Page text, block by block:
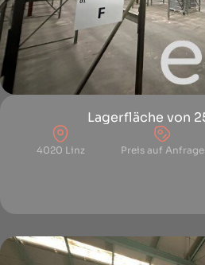
Lagerfläche von
4020 Linz Preis auf Anfrage